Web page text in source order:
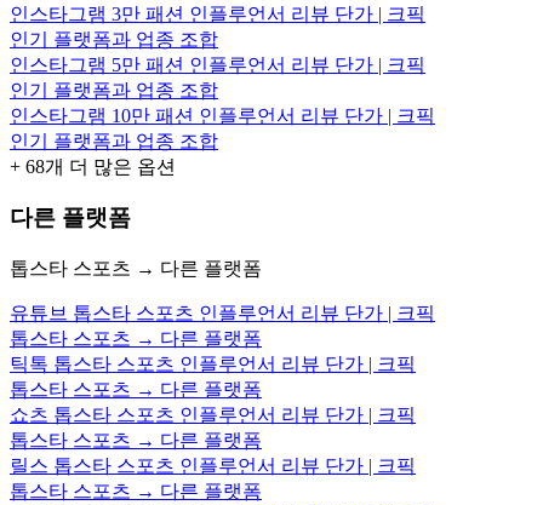
인스타그램 3만 패션 인플루언서 리뷰 단가 | 크픽
인기 플랫폼과 업종 조합
인스타그램 5만 패션 인플루언서 리뷰 단가 | 크픽
인기 플랫폼과 업종 조합
인스타그램 10만 패션 인플루언서 리뷰 단가 | 크픽
인기 플랫폼과 업종 조합
+ 68개 더 많은 옵션
다른 플랫폼
톱스타 스포츠 → 다른 플랫폼
유튜브 톱스타 스포츠 인플루언서 리뷰 단가 | 크픽
톱스타 스포츠 → 다른 플랫폼
틱톡 톱스타 스포츠 인플루언서 리뷰 단가 | 크픽
톱스타 스포츠 → 다른 플랫폼
쇼츠 톱스타 스포츠 인플루언서 리뷰 단가 | 크픽
톱스타 스포츠 → 다른 플랫폼
릴스 톱스타 스포츠 인플루언서 리뷰 단가 | 크픽
톱스타 스포츠 → 다른 플랫폼